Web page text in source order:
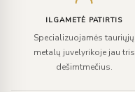
ILGAMETĖ PATIRTIS
Specializuojamės tauriųjų
metalų juvelyrikoje jau tris
dešimtmečius.